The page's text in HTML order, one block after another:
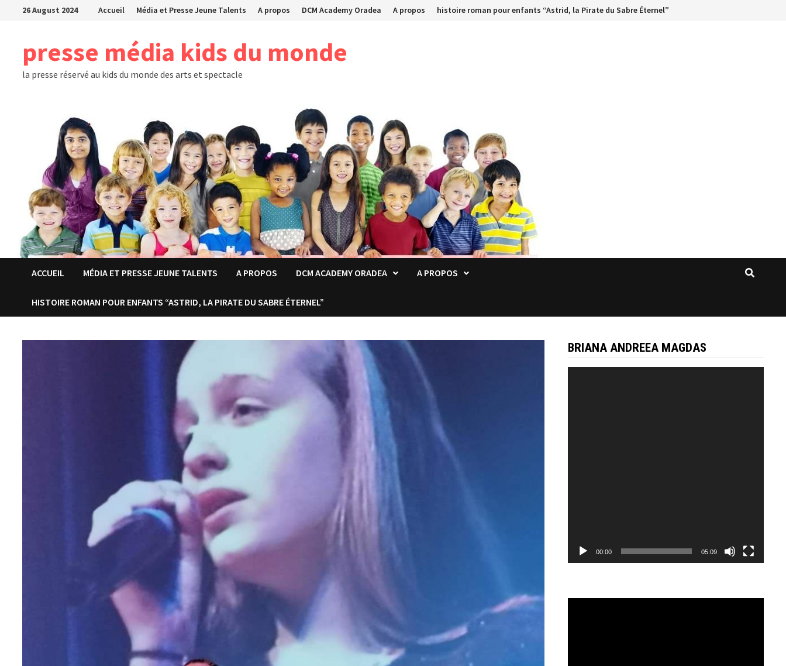
26 August 2024 Accueil Média et Presse Jeune Talents A propos DCM Academy Oradea A propos histoire roman pour enfants “Astrid, la Pirate du Sabre Éternel”
presse média kids du monde
la presse réservé au kids du monde des arts et spectacle
ACCUEIL MÉDIA ET PRESSE JEUNE TALENTS A PROPOS DCM ACADEMY ORADEA A PROPOS
HISTOIRE ROMAN POUR ENFANTS “ASTRID, LA PIRATE DU SABRE ÉTERNEL”
BRIANA ANDREEA MAGDAS
00:00 05:09